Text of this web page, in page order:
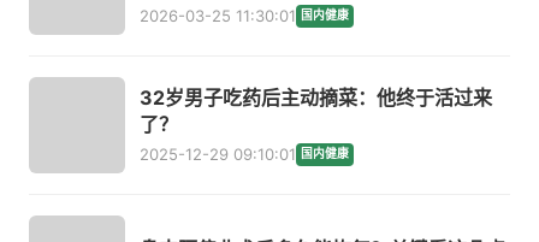
2026-03-25 11:30:01 国内健康
32岁男子吃药后主动摘菜：他终于活过来
了？
2025-12-29 09:10:01 国内健康